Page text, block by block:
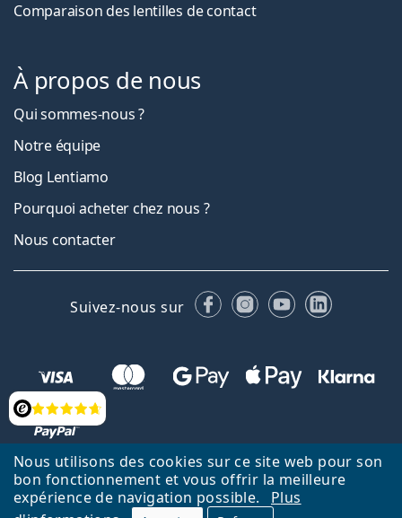
Nous utilisons des cookies sur ce site web pour son
bon fonctionnement et vous offrir la meilleure
expérience de navigation possible.
Plus
Évaluation
Comparaison des lentilles de contact
À propos de nous
Qui sommes-nous ?
Notre équipe
Blog Lentiamo
Pourquoi acheter chez nous ?
Nous contacter
Suivez-nous sur FacebookInstagram
YouTubeLinkedIn
Retour à la page d'accueil Haut
Deutsch